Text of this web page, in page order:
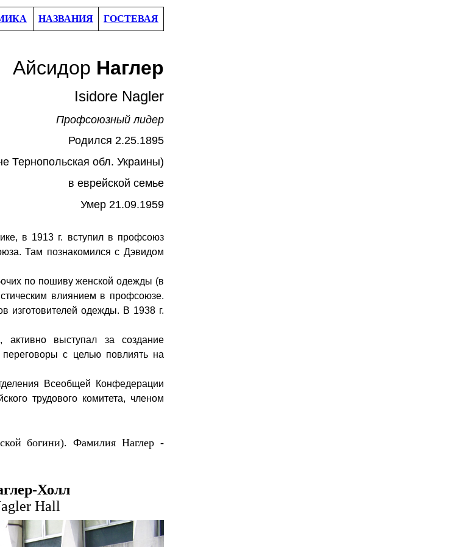
НАЗВАНИЯ ГОСТЕВАЯ
Айсидор Наглер
Isidore Nagler
Профсоюзный лидер
Родился 2.25.1895
Тернопольская обл. Украины)
в еврейской семье
Умер 21.09.1959
в 1913 г. вступил в профсоюз
Там познакомился с Дэвидом
по пошиву женской одежды (в
влиянием в профсоюзе.
изготовителей одежды. В 1938 г.
активно выступал за создание
с целью повлиять на
Всеобщей Конфедерации
трудового комитета, членом
богини). Фамилия Наглер -
Холл
Hall